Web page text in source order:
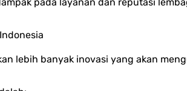
lebih banyak inovasi yang akan